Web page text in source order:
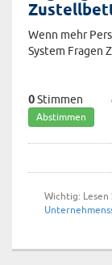
Wenn mehr
System Fragen
0Stimmen
Wichtig: